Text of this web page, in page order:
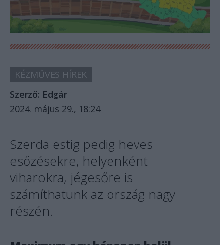
KÉZMŰVES HÍREK
Szerző: Edgár
2024. május 29., 18:24
Szerda estig pedig heves
esőzésekre, helyenként
viharokra, jégesőre is
számíthatunk az ország nagy
részén.